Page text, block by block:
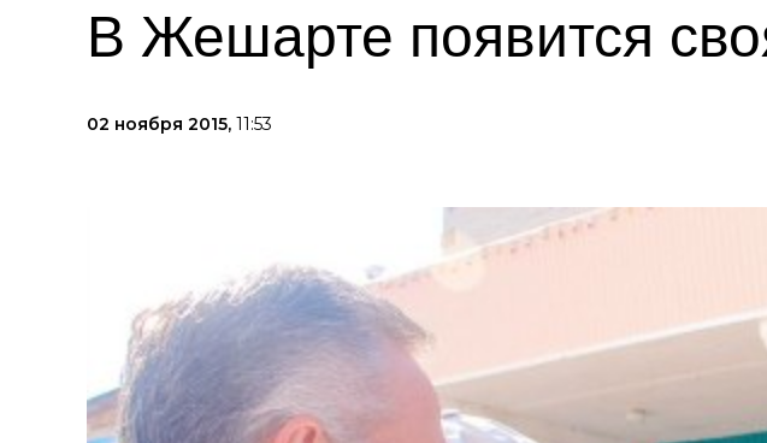
В Жешарте появится
02 ноября 2015, 11:53